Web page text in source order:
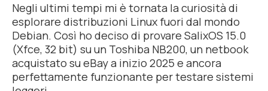
Negli ultimi tempi mi è tornata la curiosità di
esplorare distribuzioni Linux fuori dal mondo
Debian. Così ho deciso di provare SalixOS 15.0
(Xfce, 32 bit) su un Toshiba NB200, un netbook
acquistato su eBay a inizio 2025 e ancora
perfettamente funzionante per testare sistemi